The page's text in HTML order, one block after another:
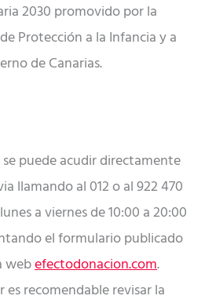
2030 promovido por la
Protección a la Infancia y a
de Canarias.
puede acudir directamente
llamando al 012 o al 922 470
a viernes de 10:00 a 20:00
el formulario publicado
webefectodonacion.com.
recomendable revisar la